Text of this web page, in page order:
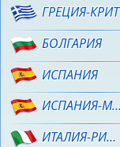
ГРЕЦИЯ-КРИТ
БОЛГАРИЯ
ИСПАНИЯ
ИСПАНИЯ-МАЙОРКА
ИТАЛИЯ-РИМИНИ